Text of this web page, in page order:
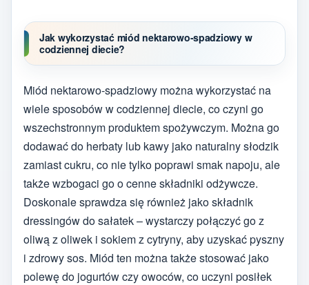
Jak wykorzystać miód nektarowo-spadziowy w
codziennej diecie?
Miód nektarowo-spadziowy można wykorzystać na
wiele sposobów w codziennej diecie, co czyni go
wszechstronnym produktem spożywczym. Można go
dodawać do herbaty lub kawy jako naturalny słodzik
zamiast cukru, co nie tylko poprawi smak napoju, ale
także wzbogaci go o cenne składniki odżywcze.
Doskonale sprawdza się również jako składnik
dressingów do sałatek – wystarczy połączyć go z
oliwą z oliwek i sokiem z cytryny, aby uzyskać pyszny
i zdrowy sos. Miód ten można także stosować jako
polewę do jogurtów czy owoców, co uczyni posiłek